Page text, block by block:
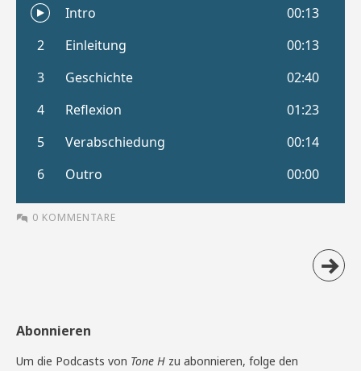
0 KOMMENTARE
Abonnieren
Um die Podcasts von Tone H zu abonnieren, folge den